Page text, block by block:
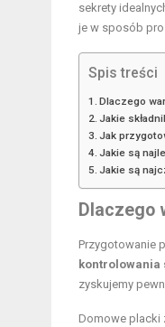
sekrety
je w sposób
Spis treści
Dlaczego
Jakie
Jak
Jakie są
Jakie są
Dlaczego
Przygotowanie
kontrolowania
zyskujemy
Domowe placki